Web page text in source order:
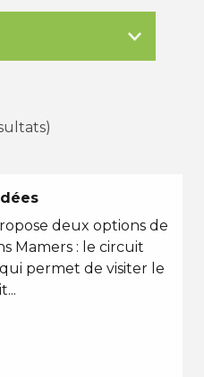
deux options de
Mamers : le circuit
permet de visiter le